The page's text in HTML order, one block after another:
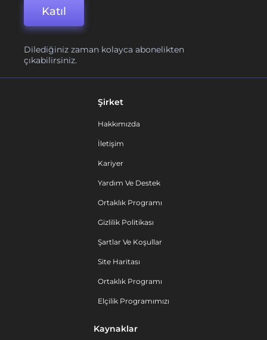
Katıl
Dilediğiniz zaman kolayca abonelikten
çıkabilirsiniz.
Şirket
Hakkımızda
İletişim
Kariyer
Yardım Ve Destek
Ortaklık Programı
Gizlilik Politikası
Şartlar Ve Koşullar
Site Haritası
Ortaklık Programı
Elçilik Programımızı
Kaynaklar